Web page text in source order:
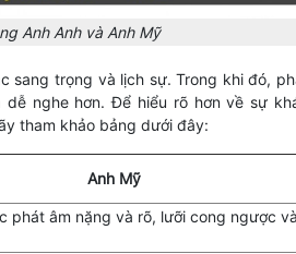
Anh Anh và Anh Mỹ
sang trọng và lịch sự. Trong khi đó,
nghe hơn. Để hiểu rõ hơn về sự
tham khảo bảng dưới đây:
Anh Mỹ
phát âm nặng và rõ, lưỡi cong ngược